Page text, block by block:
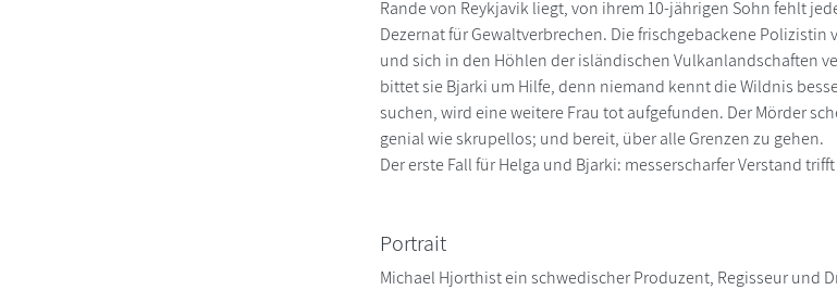
Rande von Reykjavik liegt, von ihrem 10-jährigen Sohn fehlt
Dezernat für Gewaltverbrechen. Die frischgebackene
und sich in den Höhlen der isländischen Vulkanlandschaften
bittet sie Bjarki um Hilfe, denn niemand kennt die Wildnis
suchen, wird eine weitere Frau tot aufgefunden. Der Mörder
genial wie skrupellos; und bereit, über alle Grenzen zu gehen.
Der erste Fall für Helga und Bjarki: messerscharfer Verstand
Portrait
Michael Hjorthist ein schwedischer Produzent, Regisseur und